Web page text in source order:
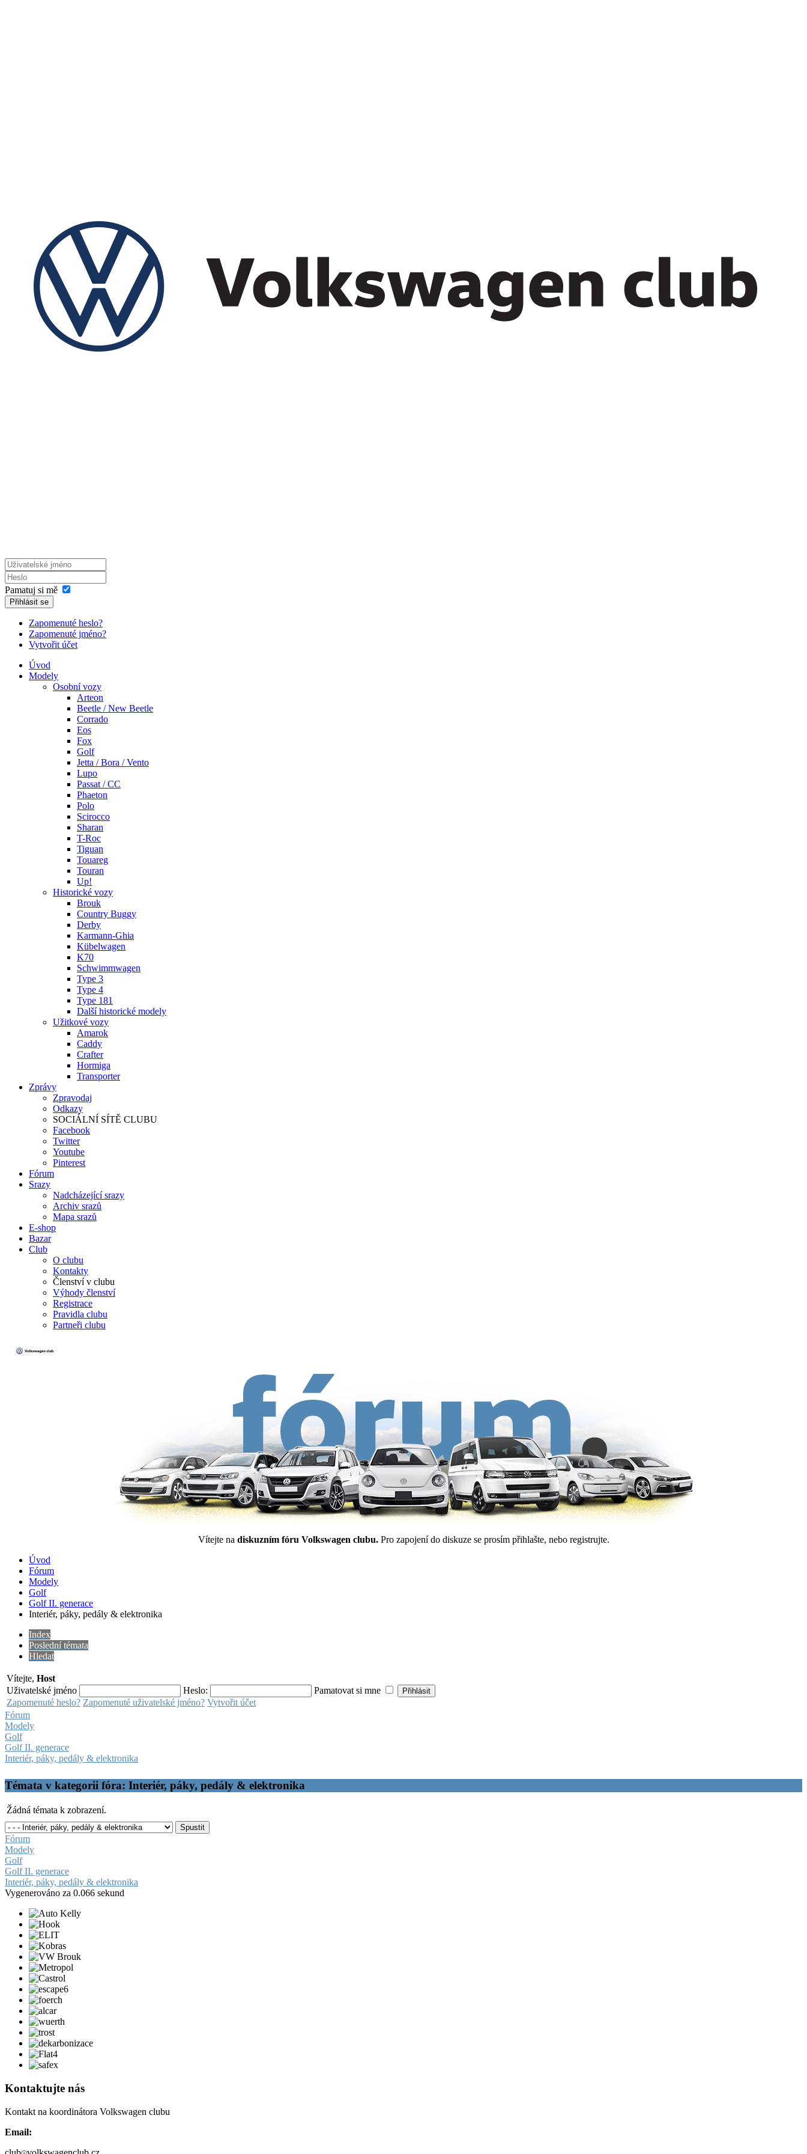
Pamatuj si mě
Přihlásit se
Zapomenuté heslo?
Zapomenuté jméno?
Vytvořit účet
Úvod
Modely
Osobní vozy
Arteon
Beetle / New Beetle
Corrado
Eos
Fox
Golf
Jetta / Bora / Vento
Lupo
Passat / CC
Phaeton
Polo
Scirocco
Sharan
T-Roc
Tiguan
Touareg
Touran
Up!
Historické vozy
Brouk
Country Buggy
Derby
Karmann-Ghia
Kübelwagen
K70
Schwimmwagen
Type 3
Type 4
Type 181
Další historické modely
Užitkové vozy
Amarok
Caddy
Crafter
Hormiga
Transporter
Zprávy
Zpravodaj
Odkazy
SOCIÁLNÍ SÍTĚ CLUBU
Facebook
Twitter
Youtube
Pinterest
Fórum
Srazy
Nadcházející srazy
Archiv srazů
Mapa srazů
E-shop
Bazar
Club
O clubu
Kontakty
Členství v clubu
Výhody členství
Registrace
Pravidla clubu
Partneři clubu
Vítejte na diskuzním fóru Volkswagen clubu. Pro zapojení do diskuze se prosím přihlašte, nebo registrujte.
Úvod
Fórum
Modely
Golf
Golf II. generace
Interiér, páky, pedály & elektronika
Index
Poslední témata
Hledat
Vítejte, Host
Uživatelské jméno
Heslo:
Pamatovat si mne
Zapomenuté heslo? Zapomenuté uživatelské jméno? Vytvořit účet
Fórum
Modely
Golf
Golf II. generace
Interiér, páky, pedály & elektronika
Témata v kategorii fóra: Interiér, páky, pedály & elektronika
Žádná témata k zobrazení.
Fórum
Modely
Golf
Golf II. generace
Interiér, páky, pedály & elektronika
Vygenerováno za 0.066 sekund
Kontaktujte nás
Kontakt na koordinátora Volkswagen clubu
Email: